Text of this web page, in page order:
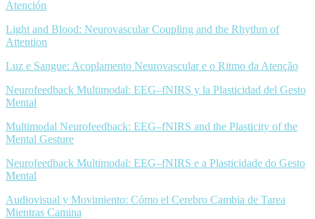
Atención
Light and Blood: Neurovascular Coupling and the Rhythm of
Attention
Luz e Sangue: Acoplamento Neurovascular e o Ritmo da Atenção
Neurofeedback Multimodal: EEG–fNIRS y la Plasticidad del Gesto
Mental
Multimodal Neurofeedback: EEG–fNIRS and the Plasticity of the
Mental Gesture
Neurofeedback Multimodal: EEG–fNIRS e a Plasticidade do Gesto
Mental
Audiovisual y Movimiento: Cómo el Cerebro Cambia de Tarea
Mientras Camina